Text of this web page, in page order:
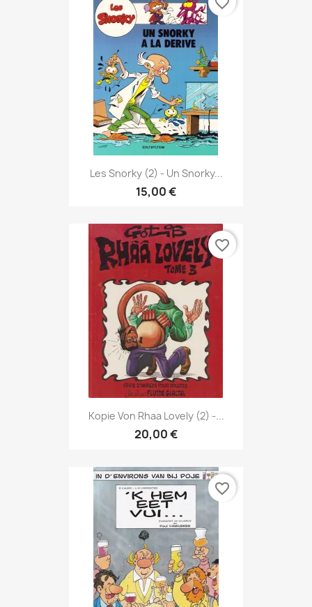
Les Snorky (2) - Un Snorky...
15,00 €
Kopie Von Rhaa Lovely (2) -...
20,00 €
favorite_border
favorite_border